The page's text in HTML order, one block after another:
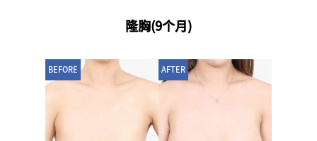
隆胸(9个月)
BEFORE AFTER